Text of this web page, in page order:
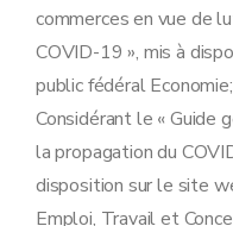
commerces en vue de
COVID-19 », mis à
public fédéral Economie;
Considérant le « Guide
la propagation du
disposition sur le site
Emploi, Travail et